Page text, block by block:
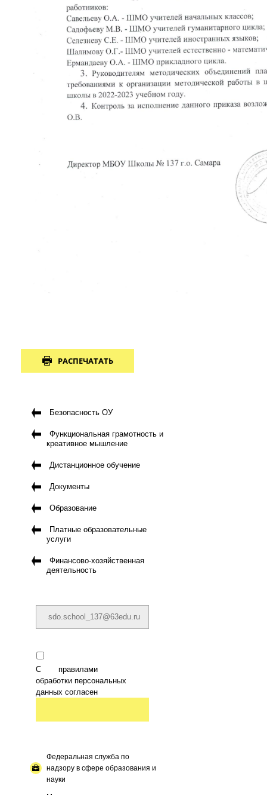
РАСПЕЧАТАТЬ
Безопасность ОУ
Функциональная грамотность и
креативное мышление
Дистанционное обучение
Документы
Образование
Платные образовательные
услуги
Финансово-хозяйственная
деятельность
С
правилами
обработки персональных
данных согласен
Федеральная служба по
надзору в сфере образования и
науки